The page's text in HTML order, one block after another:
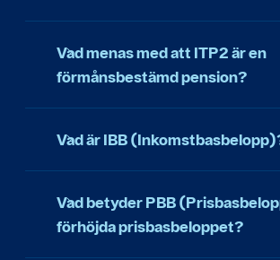
Vad menas med att ITP2 är en
förmånsbestämd pension?
Vad är IBB
Vad betyder PBB
förhöjda prisbasbeloppet?